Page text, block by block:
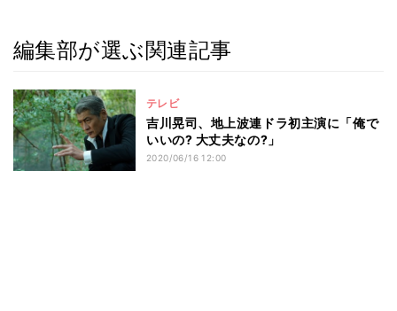
編集部が選ぶ関連記事
テレビ
吉川晃司、地上波連ドラ初主演に「俺で
いいの? 大丈夫なの?」
2020/06/16 12:00